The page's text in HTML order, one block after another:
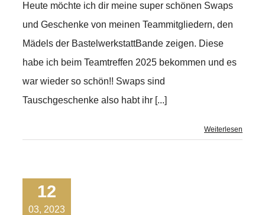
Heute möchte ich dir meine super schönen Swaps
und Geschenke von meinen Teammitgliedern, den
Mädels der BastelwerkstattBande zeigen. Diese
habe ich beim Teamtreffen 2025 bekommen und es
war wieder so schön!! Swaps sind
Tauschgeschenke also habt ihr [...]
Weiterlesen
12
03, 2023